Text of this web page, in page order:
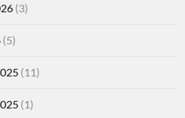
(3)
(5)
(11)
(1)